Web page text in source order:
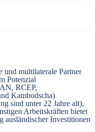
und multilaterale Partner
Potenzial
RCEP,
Kambodscha)
sind unter 22 Jahre alt),
Arbeitskräften bietet
ausländischer Investitionen